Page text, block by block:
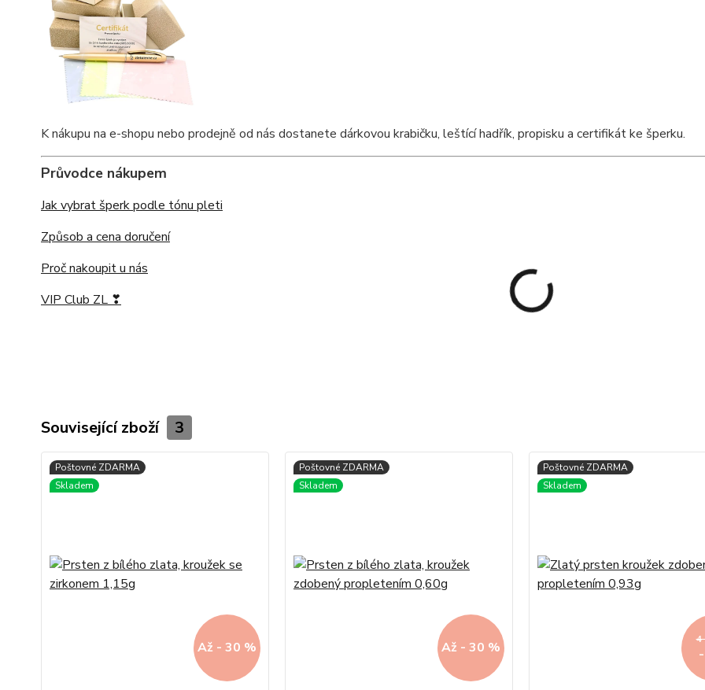
K nákupu na e-shopu nebo prodejně od nás dostanete dárkovou krabičku, leštící hadřík, propisku a certifikát ke šperku.
Průvodce nákupem
Jak vybrat šperk podle tónu pleti
Způsob a cena doručení
Proč nakoupit u nás
VIP Club ZL ❣
Související zboží 3
Až - 30 % Až - 30 %
4